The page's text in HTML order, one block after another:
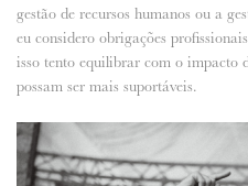
gestão de recursos humanos ou a
eu considero obrigações
isso tento equilibrar com o impacto
possam ser mais suportáveis.